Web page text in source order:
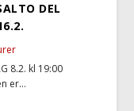
DEL
8.2. kl 19:00
er...